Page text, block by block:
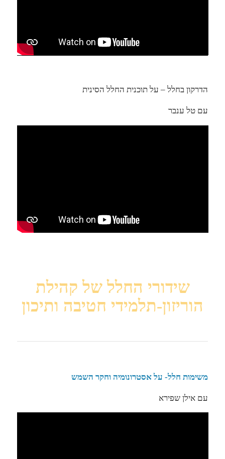
הדרקון בחלל – על תוכנית החלל הסינית
עם טל ענבר
שידורי החלל של קהילת
הוריזון-תלמידי חטיבה ותיכון
משימות חלל- על אסטרונומיה וחקר השמש
עם אילן שפירא